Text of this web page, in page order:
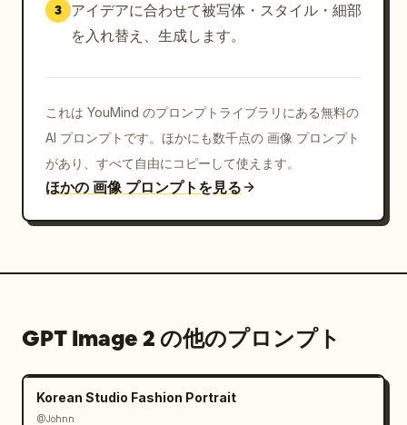
3
アイデアに合わせて被写体・スタイル・細部
を入れ替え、生成します。
これは YouMind のプロンプトライブラリにある無料の
AI プロンプトです。ほかにも数千点の 画像 プロンプト
があり、すべて自由にコピーして使えます。
ほかの 画像 プロンプトを見る
GPT Image 2 の他のプロンプト
Korean Studio Fashion Portrait
@Johnn